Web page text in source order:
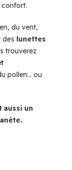
du vent,
des lunettes
trouverez
pollen… ou
aussi un